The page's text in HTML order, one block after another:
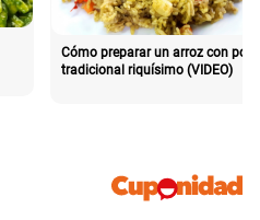
Cómo preparar un arroz con pollo
tradicional riquísimo (VIDEO)